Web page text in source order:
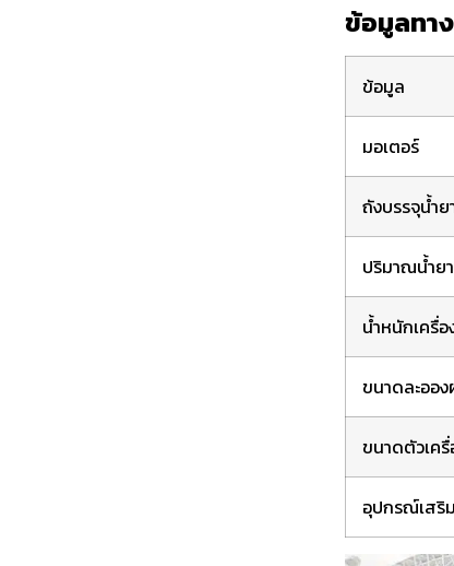
ข้อมูลทา
ข้อมูล
มอเตอร์
ถังบรรจุน้ำย
ปริมาณน้ำย
น้ำหนักเครื่อ
ขนาดละออ
ขนาดตัวเครื่
อุปกรณ์เสริ